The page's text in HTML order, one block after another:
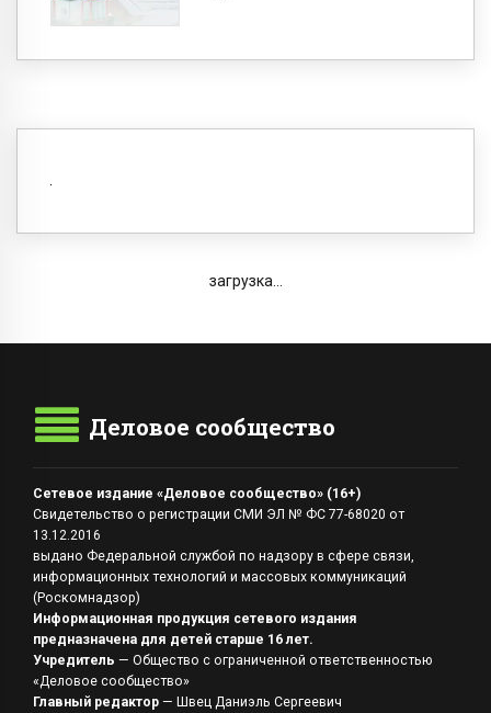
загрузка...
Деловое сообщество
Сетевое издание «Деловое сообщество» (16+)
Свидетельство о регистрации СМИ ЭЛ № ФС 77-68020 от
13.12.2016
выдано Федеральной службой по надзору в сфере связи,
информационных технологий и массовых коммуникаций
(Роскомнадзор)
Информационная продукция сетевого издания
предназначена для детей старше 16 лет.
Учредитель — Общество с ограниченной ответственностью
«Деловое сообщество»
Главный редактор — Швец Даниэль Сергеевич